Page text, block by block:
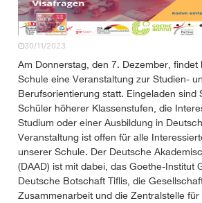
30/11/2023
Am Donnerstag, den 7. Dezember, findet
Schule eine Veranstaltung zur Studien-
Berufsorientierung statt. Eingeladen sind
Schüler höherer Klassenstufen, die
Studium oder einer Ausbildung in
Veranstaltung ist offen für alle
unserer Schule. Der Deutsche
(DAAD) ist mit dabei, das Goethe-Institut
Deutsche Botschaft Tiflis, die
Zusammenarbeit und die Zentralstelle für